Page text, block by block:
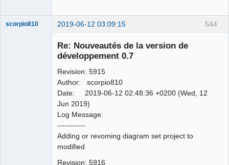
544
scorpio810 2019-06-12 03:09:15
Re: Nouveautés de la version de
développement 0.7
Revision: 5915
Author: scorpio810
Date: 2019-06-12 02:48:36 +0200 (Wed, 12
Jun 2019)
Log Message:
-----------
Adding or revoming diagram set project to
modified
Revision: 5916